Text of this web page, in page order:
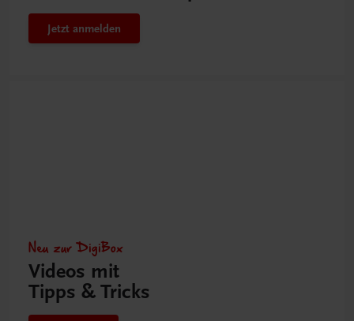
Jetzt anmelden
Neu zur DigiBox
Videos mit
Tipps & Tricks